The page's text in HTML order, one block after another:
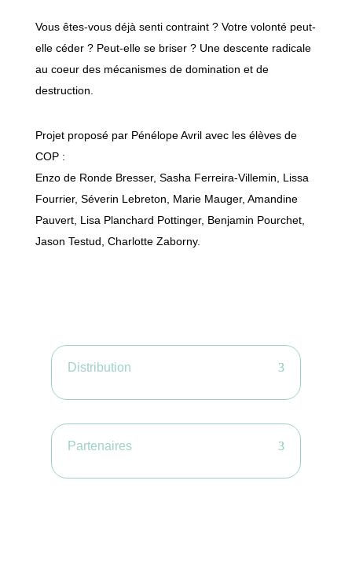
Vous êtes-vous déjà senti contraint ? Votre volonté peut-
elle céder ? Peut-elle se briser ? Une descente radicale
au coeur des mécanismes de domination et de
destruction.
Projet proposé par Pénélope Avril avec les élèves de
COP :
Enzo de Ronde Bresser, Sasha Ferreira-Villemin, Lissa
Fourrier, Séverin Lebreton, Marie Mauger, Amandine
Pauvert, Lisa Planchard Pottinger, Benjamin Pourchet,
Jason Testud, Charlotte Zaborny.
Distribution
Partenaires